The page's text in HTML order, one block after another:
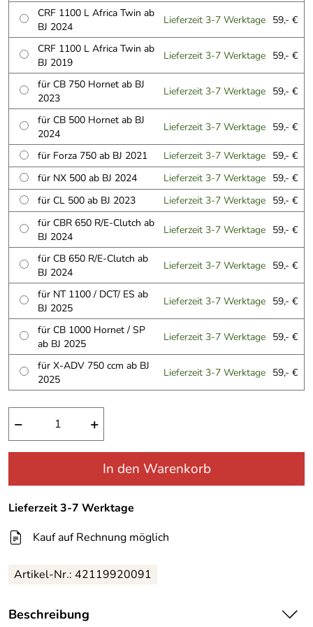
CRF 1100 L Africa Twin ab
BJ 2024
Lieferzeit 3-7 Werktage 59,- €
CRF 1100 L Africa Twin ab
BJ 2019
Lieferzeit 3-7 Werktage 59,- €
für CB 750 Hornet ab BJ
2023
Lieferzeit 3-7 Werktage 59,- €
für CB 500 Hornet ab BJ
2024
Lieferzeit 3-7 Werktage 59,- €
für Forza 750 ab BJ 2021 Lieferzeit 3-7 Werktage 59,- €
für NX 500 ab BJ 2024
Lieferzeit 3-7 Werktage 59,- €
für CL 500 ab BJ 2023
Lieferzeit 3-7 Werktage 59,- €
für CBR 650 R/E-Clutch ab
BJ 2024
Lieferzeit 3-7 Werktage 59,- €
für CB 650 R/E-Clutch ab
BJ 2024
Lieferzeit 3-7 Werktage 59,- €
für NT 1100 / DCT/ ES ab
BJ 2025
Lieferzeit 3-7 Werktage 59,- €
für CB 1000 Hornet / SP
ab BJ 2025
Lieferzeit 3-7 Werktage 59,- €
für X-ADV 750 ccm ab BJ
2025
Lieferzeit 3-7 Werktage 59,- €
− +
In den Warenkorb
Lieferzeit 3-7 Werktage
Kauf auf Rechnung möglich
Artikel-Nr.: 42119920091
Beschreibung